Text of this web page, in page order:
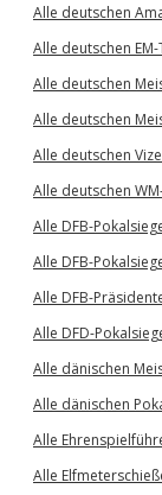
Alle deutschen
Alle deutschen
Alle deutschen
Alle deutschen
Alle deutschen
Alle deutschen
Alle DFB-
Alle DFB-
Alle DFB-
Alle DFD-
Alle dänischen
Alle dänischen
Alle
Alle